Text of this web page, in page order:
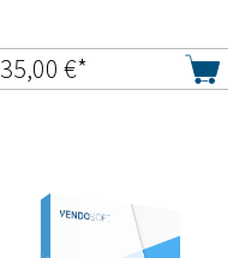
35,00 €*